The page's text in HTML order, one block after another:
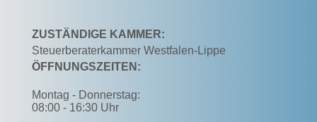
ZUSTÄNDIGE KAMMER:
Steuerberaterkammer Westfalen-Lippe
ÖFFNUNGSZEITEN:
Montag - Donnerstag:
08:00 - 16:30 Uhr